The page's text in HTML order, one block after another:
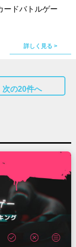
ードバトルゲー
詳しく見る >
次の20件へ